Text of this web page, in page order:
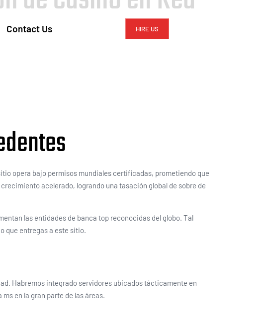
Contact Us HIRE US
opera bajo permisos mundiales certificadas, prometiendo que
acelerado, logrando una tasación global de sobre de
las entidades de banca top reconocidas del globo. Tal
que entregas a este sitio.
Habremos integrado servidores ubicados tácticamente en
en la gran parte de las áreas.